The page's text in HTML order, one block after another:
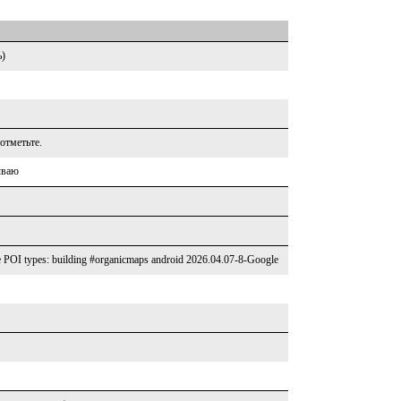
types: building #organicmaps android 2026.04.07-8-Google